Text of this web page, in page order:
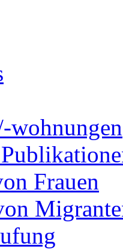
wohnungen
Frauen